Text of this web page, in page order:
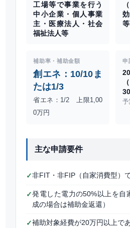
工場等で事業を行う
中小企業・個人事業
主・医療法人・社会
福祉法人等
補助率・補助金額
創エネ：10/10ま
たは1/3
省エネ：1/2 上限1,00
0万円
申
予
主な申請要件
✓非FIT・非FIP（自家消費型）
✓発電した電力の50%以上を自
成の場合は補助金返還）
✓補助対象経費が20万円以上で